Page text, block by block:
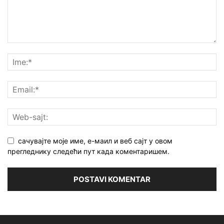
сачувајте моје име, е-маил и веб сајт у овом
прегледнику следећи пут када коментаришем.